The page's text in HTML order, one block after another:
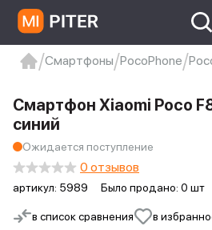
Xiaomi 9 про
xiaomi redmi
Смартфоны PocoPhone
в список сравнения в
Смартфон Xiaomi Poco
синий
Ожидается поступление
артикул: 5989 Было продано: 0 шт
0 отзывов